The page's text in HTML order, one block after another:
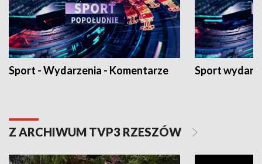
Sport - Wydarzenia - Komentarze Sport
Z ARCHIWUM TVP3 RZESZÓW